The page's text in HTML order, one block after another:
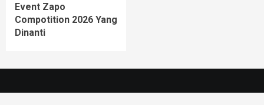
Event Zapo
Compotition 2026 Yang
Dinanti